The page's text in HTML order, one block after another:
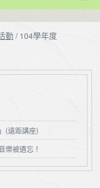
動 /104學年度
(遠距講座)
樂被遺忘！